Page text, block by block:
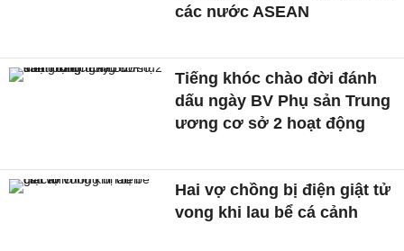
các nước ASEAN
Tiếng khóc chào đời đánh
dấu ngày BV Phụ sản Trung
ương cơ sở 2 hoạt động
Hai vợ chồng bị điện giật tử
vong khi lau bể cá cảnh